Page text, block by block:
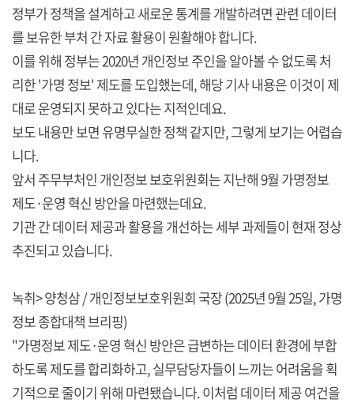
정부가 정책을 설계하고 새로운 통계를 개발하려면 관련 데이터
를 보유한 부처 간 자료 활용이 원활해야 합니다.
이를 위해 정부는 2020년 개인정보 주인을 알아볼 수 없도록 처
리한 '가명 정보' 제도를 도입했는데, 해당 기사 내용은 이것이 제
대로 운영되지 못하고 있다는 지적인데요.
보도 내용만 보면 유명무실한 정책 같지만, 그렇게 보기는 어렵습
니다.
앞서 주무부처인 개인정보 보호위원회는 지난해 9월 가명정보
제도·운영 혁신 방안을 마련했는데요.
기관 간 데이터 제공과 활용을 개선하는 세부 과제들이 현재 정상
추진되고 있습니다.
녹취> 양청삼 / 개인정보보호위원회 국장 (2025년 9월 25일, 가명
정보 종합대책 브리핑)
"가명정보 제도·운영 혁신 방안은 급변하는 데이터 환경에 부합
하도록 제도를 합리화하고, 실무담당자들이 느끼는 어려움을 획
기적으로 줄이기 위해 마련됐습니다. 이처럼 데이터 제공 여건을